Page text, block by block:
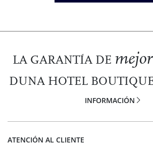
LA GARANTÍA DE
DUNA HOTEL
INFORMACIÓN
ATENCIÓN AL CLIENTE